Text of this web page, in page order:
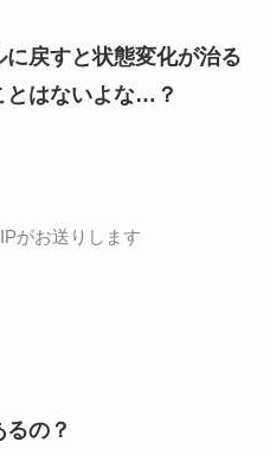
戻すと状態変化が治る
とはないよな…？
がお送りします
の？